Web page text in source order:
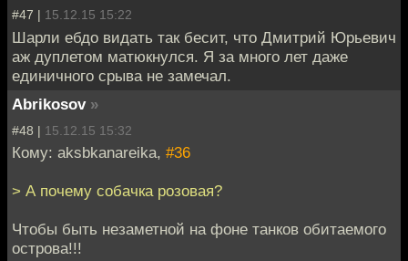
#47 | 15.12.15 15:22
Шарли ебдо видать так бесит, что Дмитрий Юрьевич
аж дуплетом матюкнулся. Я за много лет даже
единичного срыва не замечал.
Abrikosov »
#48 | 15.12.15 15:32
Кому: aksbkanareika, #36
> А почему собачка розовая?
Чтобы быть незаметной на фоне танков обитаемого
острова!!!